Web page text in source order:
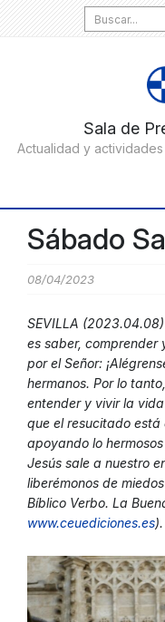
Search
for:
Sábado
08/04/2023
SEVILLA
es saber,
por el Señor:
hermanos. Por lo
entender y vivir la
que el resucitado está
apoyando lo
Jesús sale a nuestro
liberémonos de
Bíblico Verbo. La
www.ceuediciones.es).